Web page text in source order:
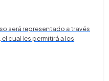
será representado a través
cual les permitirá a los